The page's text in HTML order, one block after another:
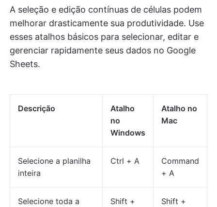
A seleção e edição contínuas de células podem
melhorar drasticamente sua produtividade. Use
esses atalhos básicos para selecionar, editar e
gerenciar rapidamente seus dados no Google
Sheets.
Descrição
Atalho
no
Windows
Atalho no
Mac
Selecione a planilha
inteira
Ctrl + A
Command
+ A
Selecione toda a
Shift +
Shift +